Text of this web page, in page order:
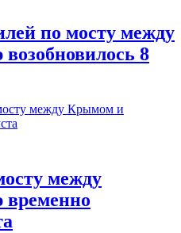
по мосту между
8
между